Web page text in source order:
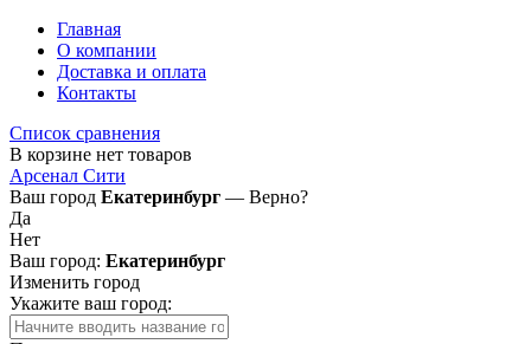
Главная
О компании
Доставка и оплата
Контакты
Список сравнения
В корзине нет товаров
Арсенал Сити
Ваш город Екатеринбург — Верно?
Да
Нет
Ваш город: Екатеринбург
Изменить город
Укажите ваш город: